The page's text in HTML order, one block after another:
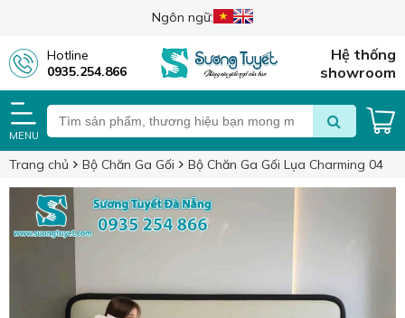
Ngôn ngữ:
Hotline
0935.254.866
Hệ thống
showroom
MENU
Trang chủ Bộ Chăn Ga Gối Bộ Chăn Ga Gối Lụa Charming 04